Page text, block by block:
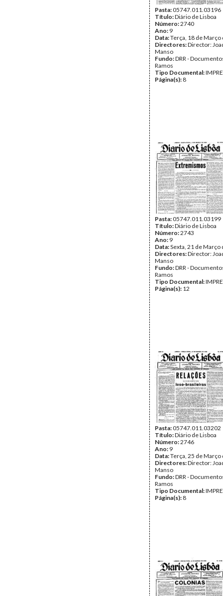
Pasta:05747.011.03196
Título:Diário de Lisboa
Número:2740
Ano: 9
Data:Terça, 18 de Março
Directores:Director:
Manso
Fundo:DRR -
Ramos
Tipo Documental:
Página(s): 8
Pasta:05747.011.03199
Título:Diário de Lisboa
Número:2743
Ano: 9
Data:Sexta, 21 de Março
Directores:Director:
Manso
Fundo:DRR -
Ramos
Tipo Documental:
Página(s): 12
Pasta:05747.011.03202
Título:Diário de Lisboa
Número:2746
Ano: 9
Data:Terça, 25 de Março
Directores:Director:
Manso
Fundo:DRR -
Ramos
Tipo Documental:
Página(s): 8